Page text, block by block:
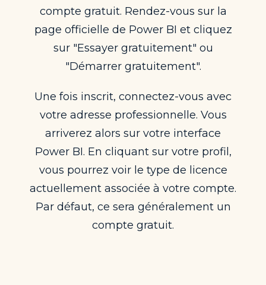
compte gratuit. Rendez-vous sur la
page officielle de Power BI et cliquez
sur "Essayer gratuitement" ou
"Démarrer gratuitement".
Une fois inscrit, connectez-vous avec
votre adresse professionnelle. Vous
arriverez alors sur votre interface
Power BI. En cliquant sur votre profil,
vous pourrez voir le type de licence
actuellement associée à votre compte.
Par défaut, ce sera généralement un
compte gratuit.